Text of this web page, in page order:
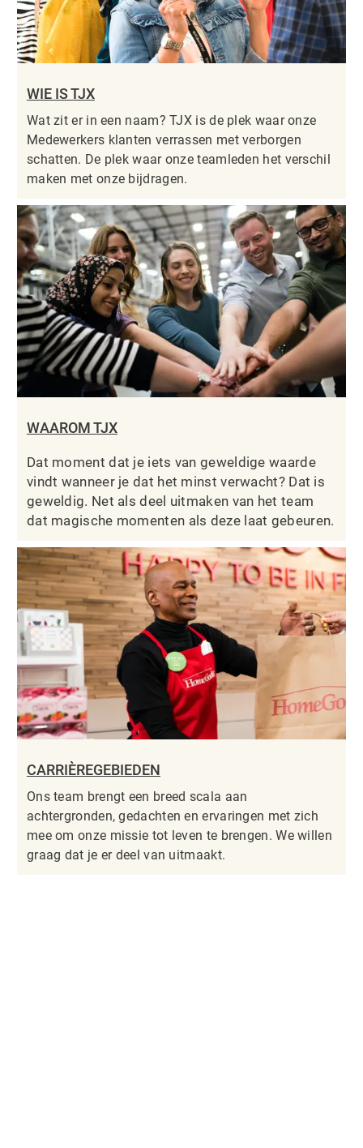
WIE IS TJX
Wat zit er in een naam? TJX is de plek waar onze
Medewerkers klanten verrassen met verborgen
schatten. De plek waar onze teamleden het verschil
maken met onze bijdragen.
WAAROM TJX
Dat moment dat je iets van geweldige waarde
vindt wanneer je dat het minst verwacht? Dat is
geweldig. Net als deel uitmaken van het team
dat magische momenten als deze laat gebeuren.
CARRIÈREGEBIEDEN
Ons team brengt een breed scala aan
achtergronden, gedachten en ervaringen met zich
mee om onze missie tot leven te brengen. We willen
graag dat je er deel van uitmaakt.